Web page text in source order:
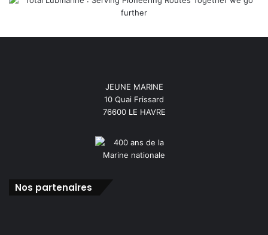
JEUNE MARINE
10 Quai Frissard
76600 LE HAVRE
Nos partenaires